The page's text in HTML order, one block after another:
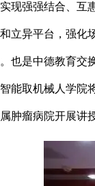
强强结合、互惠
立异平台，强
也是中德教育
能取机械人学
肿瘤病院开展讲授